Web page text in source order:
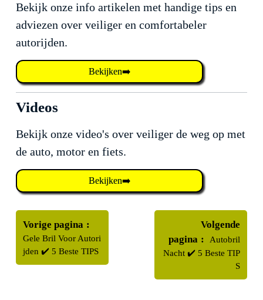
Bekijk onze info artikelen met handige tips en
adviezen over veiliger en comfortabeler
autorijden.
Bekijken➡️
Videos
Bekijk onze video's over veiliger de weg op met
de auto, motor en fiets.
Bekijken➡️
Bericht
navigatie
Vorige pagina
berichten
Gele Bril Voor Autori
jden ✔️ 5 Beste TIPS
Volgende
pagina
Nieuwere
berichten
Autobril
Nacht ✔️ 5 Beste TIP
S